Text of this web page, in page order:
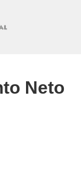
Neto